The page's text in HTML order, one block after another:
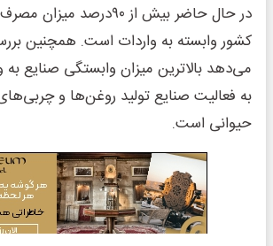
در حال حاضر بیش از ۹۰درصد
کشور وابسته به واردات است. همچنین
می‌دهد بالاترین میزان وابستگی صنایع
به فعالیت صنایع تولید روغن‌ها و
حیوانی است.